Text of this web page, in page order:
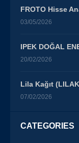
CATEGORIES
FROTO Hisse
03/05/2026
IPEK DOĞAL
20/02/2026
Lila Kağıt
07/02/2026